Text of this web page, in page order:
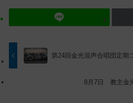
ッ
プ
に
動
す
る
第24回金光混声合唱団定期
8月7日 教主金